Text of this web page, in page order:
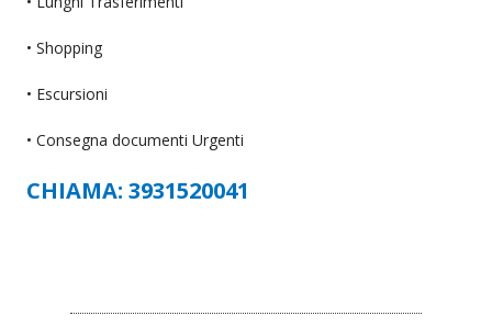
• Shopping
• Escursioni
• Consegna documenti Urgenti
CHIAMA: 3931520041